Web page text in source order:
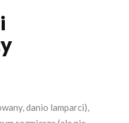
danio lamparci),